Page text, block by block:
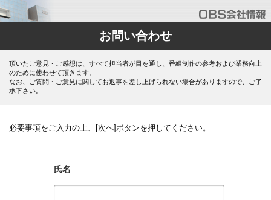
お問い合わせ
頂いたご意見・ご感想は、すべて担当者が目を通し、番組制作の参考および業務向上
のために使わせて頂きます。
なお、ご質問・ご意見に関してお返事を差し上げられない場合がありますので、ご了
承下さい。
必要事項をご入力の上、[次へ]ボタンを押してください。
氏名